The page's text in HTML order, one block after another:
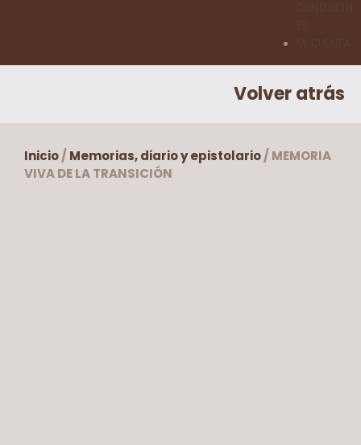
Volver atrás
Inicio/ Memorias, diario y epistolario/ MEMORIA
VIVA DE LA TRANSICIÓN